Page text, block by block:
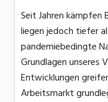
Seit Jahren kämpfen
liegen jedoch tiefer
pandemiebedingte
Grundlagen unseres
Entwicklungen
Arbeitsmarkt